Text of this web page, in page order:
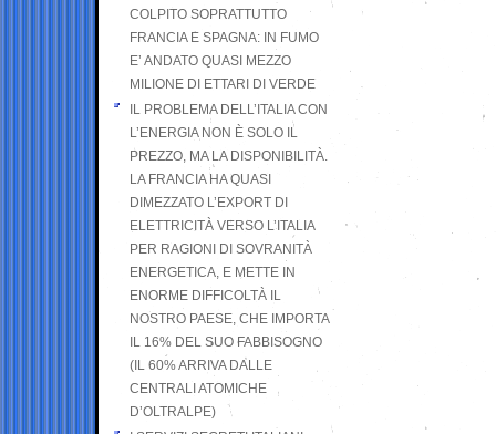
COLPITO SOPRATTUTTO
FRANCIA E SPAGNA: IN FUMO
E’ ANDATO QUASI MEZZO
MILIONE DI ETTARI DI VERDE
IL PROBLEMA DELL’ITALIA CON
L’ENERGIA NON È SOLO IL
PREZZO, MA LA DISPONIBILITÀ.
LA FRANCIA HA QUASI
DIMEZZATO L’EXPORT DI
ELETTRICITÀ VERSO L’ITALIA
PER RAGIONI DI SOVRANITÀ
ENERGETICA, E METTE IN
ENORME DIFFICOLTÀ IL
NOSTRO PAESE, CHE IMPORTA
IL 16% DEL SUO FABBISOGNO
(IL 60% ARRIVA DALLE
CENTRALI ATOMICHE
D’OLTRALPE)